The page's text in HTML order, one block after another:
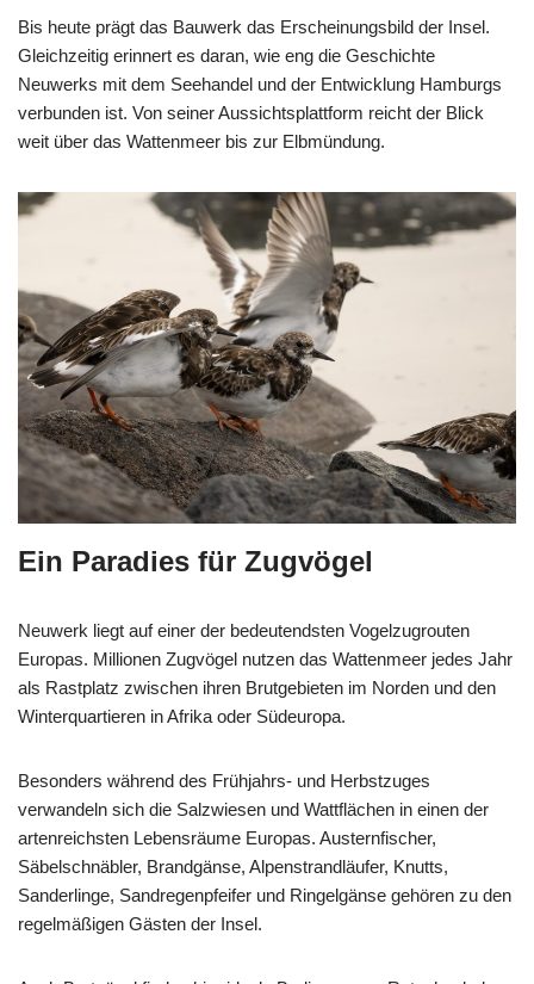
Bis heute prägt das Bauwerk das Erscheinungsbild der Insel.
Gleichzeitig erinnert es daran, wie eng die Geschichte
Neuwerks mit dem Seehandel und der Entwicklung Hamburgs
verbunden ist. Von seiner Aussichtsplattform reicht der Blick
weit über das Wattenmeer bis zur Elbmündung.
Ein Paradies für Zugvögel
Neuwerk liegt auf einer der bedeutendsten Vogelzugrouten
Europas. Millionen Zugvögel nutzen das Wattenmeer jedes Jahr
als Rastplatz zwischen ihren Brutgebieten im Norden und den
Winterquartieren in Afrika oder Südeuropa.
Besonders während des Frühjahrs- und Herbstzuges
verwandeln sich die Salzwiesen und Wattflächen in einen der
artenreichsten Lebensräume Europas. Austernfischer,
Säbelschnäbler, Brandgänse, Alpenstrandläufer, Knutts,
Sanderlinge, Sandregenpfeifer und Ringelgänse gehören zu den
regelmäßigen Gästen der Insel.